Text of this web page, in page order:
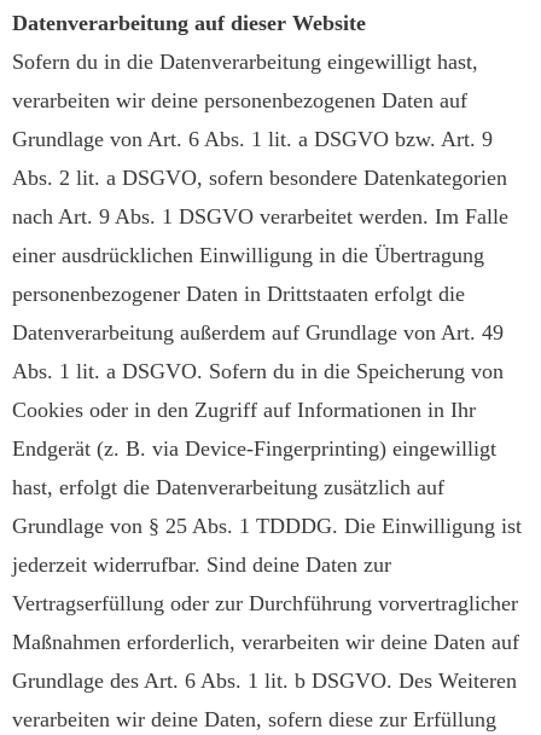
Datenverarbeitung auf dieser Website
Sofern du in die Datenverarbeitung eingewilligt hast,
verarbeiten wir deine personenbezogenen Daten auf
Grundlage von Art. 6 Abs. 1 lit. a DSGVO bzw. Art. 9
Abs. 2 lit. a DSGVO, sofern besondere Datenkategorien
nach Art. 9 Abs. 1 DSGVO verarbeitet werden. Im Falle
einer ausdrücklichen Einwilligung in die Übertragung
personenbezogener Daten in Drittstaaten erfolgt die
Datenverarbeitung außerdem auf Grundlage von Art. 49
Abs. 1 lit. a DSGVO. Sofern du in die Speicherung von
Cookies oder in den Zugriff auf Informationen in Ihr
Endgerät (z. B. via Device-Fingerprinting) eingewilligt
hast, erfolgt die Datenverarbeitung zusätzlich auf
Grundlage von § 25 Abs. 1 TDDDG. Die Einwilligung ist
jederzeit widerrufbar. Sind deine Daten zur
Vertragserfüllung oder zur Durchführung vorvertraglicher
Maßnahmen erforderlich, verarbeiten wir deine Daten auf
Grundlage des Art. 6 Abs. 1 lit. b DSGVO. Des Weiteren
verarbeiten wir deine Daten, sofern diese zur Erfüllung